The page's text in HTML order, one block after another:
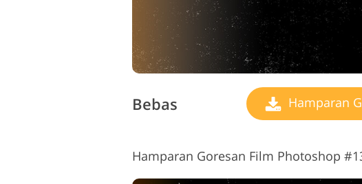
Bebas Hamparan